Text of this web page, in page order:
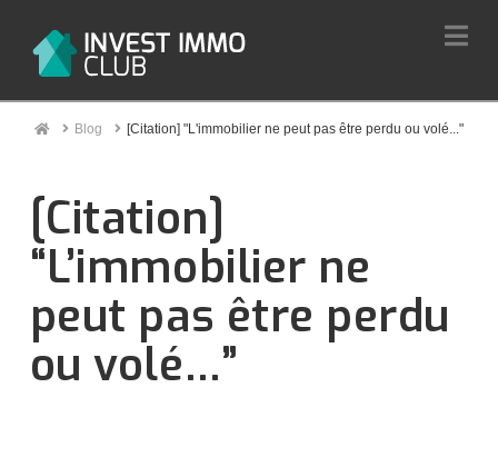
HomeBlog [Citation] "L'immobilier ne peut pas être perdu ou volé..."
[Citation]
“L’immobilier ne
peut pas être perdu
ou volé…”